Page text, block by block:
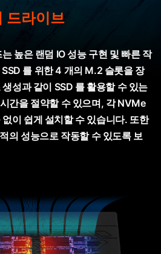
드라이브
높은 랜덤 IO 성능 구현 및 빠른 작
를 위한 4 개의 M.2 슬롯을 장
성과 같이 SSD 를 활용할 수 있는
간을 절약할 수 있으며, 각 NVMe
이 쉽게 설치할 수 있습니다. 또한
의 성능으로 작동할 수 있도록 보